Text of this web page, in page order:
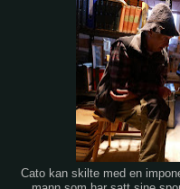
Cato kan skilte med en